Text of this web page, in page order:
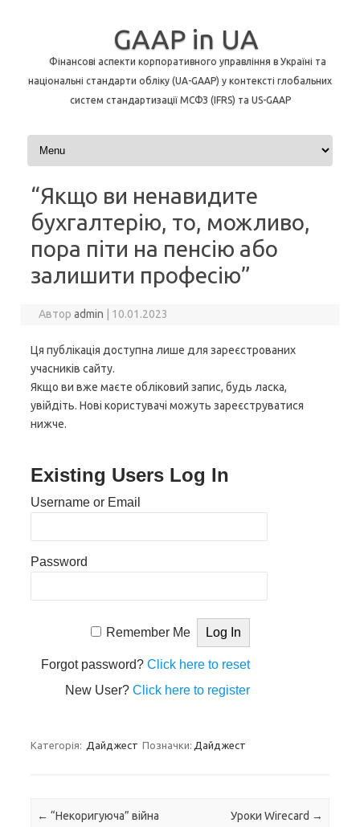
GAAP in UA
Фінансові аспекти корпоративного управління в Україні та
національні стандарти обліку (UA-GAAP) у контексті глобальних
систем стандартизації МСФЗ (IFRS) та US-GAAP
Перейти до контенту
“Якщо ви ненавидите
бухгалтерію, то, можливо,
пора піти на пенсію або
залишити професію”
Авторadmin 10.01.2023
Ця публікація доступна лише для зареєстрованих
учасників сайту.
Якщо ви вже маєте обліковий запис, будь ласка,
увійдіть. Нові користувачі можуть зареєструватися
нижче.
Existing Users Log In
Username or Email
Password
Remember Me
Forgot password?Click here to reset
New User?Click here to register
Категорія: Дайджест Позначки: Дайджест
Навігація по запису
← “Некоригуюча” війна Уроки Wirecard →